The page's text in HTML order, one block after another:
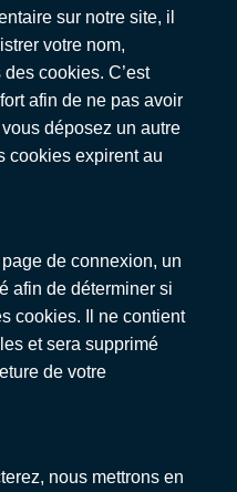
sur notre site, il
votre nom,
cookies. C’est
afin de ne pas avoir
déposez un autre
cookies expirent au
de connexion, un
afin de déterminer si
cookies. Il ne contient
et sera supprimé
de votre
nous mettrons en